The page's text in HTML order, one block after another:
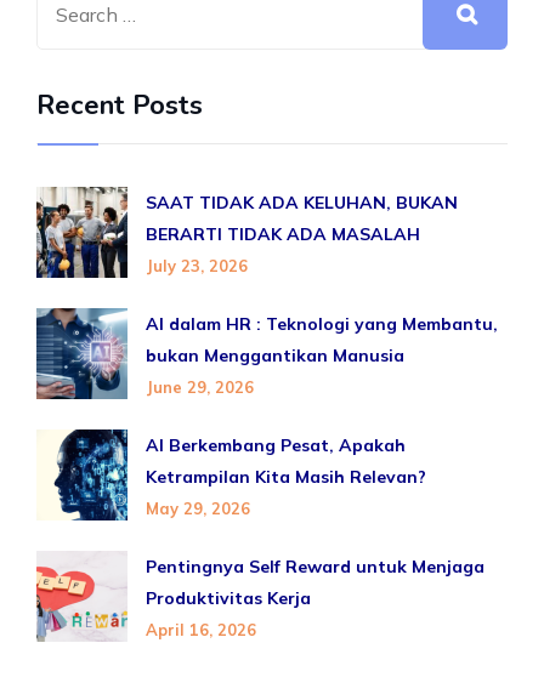
Recent Posts
SAAT TIDAK ADA KELUHAN, BUKAN
BERARTI TIDAK ADA MASALAH
July 23, 2026
AI dalam HR : Teknologi yang Membantu,
bukan Menggantikan Manusia
June 29, 2026
AI Berkembang Pesat, Apakah
Ketrampilan Kita Masih Relevan?
May 29, 2026
Pentingnya Self Reward untuk Menjaga
Produktivitas Kerja
April 16, 2026